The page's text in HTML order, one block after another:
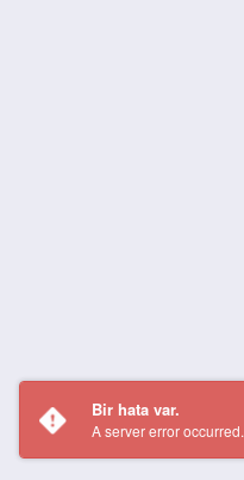
Bir hata var.
A server error occurred.